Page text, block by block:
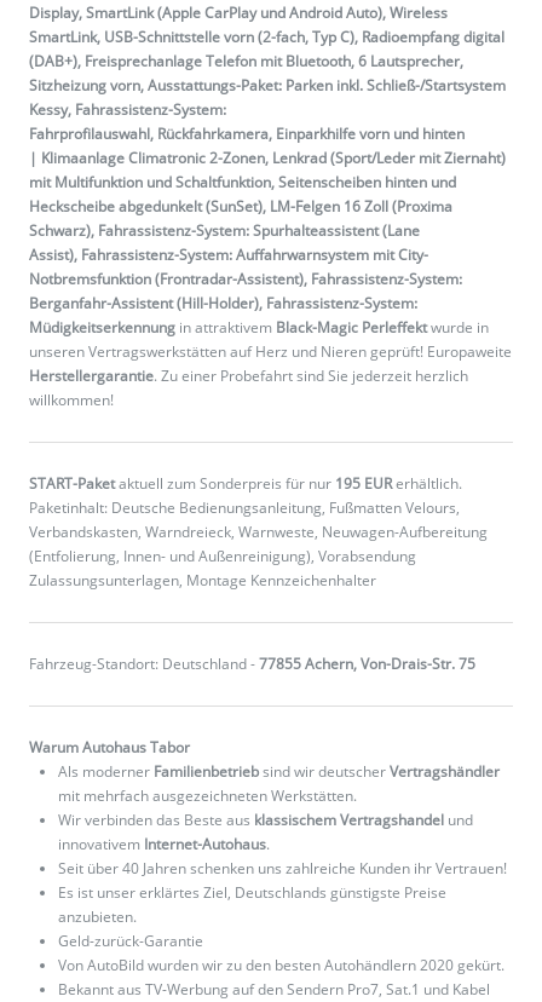
Display, SmartLink (Apple CarPlay und Android Auto), Wireless
SmartLink, USB-Schnittstelle vorn (2-fach, Typ C), Radioempfang digital
(DAB+), Freisprechanlage Telefon mit Bluetooth, 6 Lautsprecher,
Sitzheizung vorn, Ausstattungs-Paket: Parken inkl. Schließ-/Startsystem
Kessy, Fahrassistenz-System:
Fahrprofilauswahl, Rückfahrkamera, Einparkhilfe vorn und hinten
| Klimaanlage Climatronic 2-Zonen, Lenkrad (Sport/Leder mit Ziernaht)
mit Multifunktion und Schaltfunktion, Seitenscheiben hinten und
Heckscheibe abgedunkelt (SunSet), LM-Felgen 16 Zoll (Proxima
Schwarz), Fahrassistenz-System: Spurhalteassistent (Lane
Assist), Fahrassistenz-System: Auffahrwarnsystem mit City-
Notbremsfunktion (Frontradar-Assistent), Fahrassistenz-System:
Berganfahr-Assistent (Hill-Holder), Fahrassistenz-System:
Müdigkeitserkennung in attraktivem Black-Magic Perleffektwurde in
unseren Vertragswerkstätten auf Herz und Nieren geprüft! Europaweite
Herstellergarantie. Zu einer Probefahrt sind Sie jederzeit herzlich
willkommen!
START-Paketaktuell zum Sonderpreis für nur 195 EURerhältlich.
Paketinhalt: Deutsche Bedienungsanleitung, Fußmatten Velours,
Verbandskasten, Warndreieck, Warnweste, Neuwagen-Aufbereitung
(Entfolierung, Innen- und Außenreinigung), Vorabsendung
Zulassungsunterlagen, Montage Kennzeichenhalter
Fahrzeug-Standort: Deutschland -77855 Achern, Von-Drais-Str. 75
Warum Autohaus Tabor
Als moderner Familienbetriebsind wir deutscherVertragshändler
mit mehrfach ausgezeichneten Werkstätten.
Wir verbinden das Beste aus klassischem Vertragshandel und
innovativem Internet-Autohaus.
Seit über 40 Jahren schenken uns zahlreiche Kunden ihr Vertrauen!
Es ist unser erklärtes Ziel, Deutschlands günstigste Preise
anzubieten.
Geld-zurück-Garantie
Von AutoBild wurden wir zu den besten Autohändlern 2020 gekürt.
Bekannt aus TV-Werbung auf den Sendern Pro7, Sat.1 und Kabel